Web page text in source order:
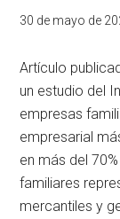
30 de mayo de
Artículo
un estudio del
empresas
empresarial
en más del
familiares
mercantiles y